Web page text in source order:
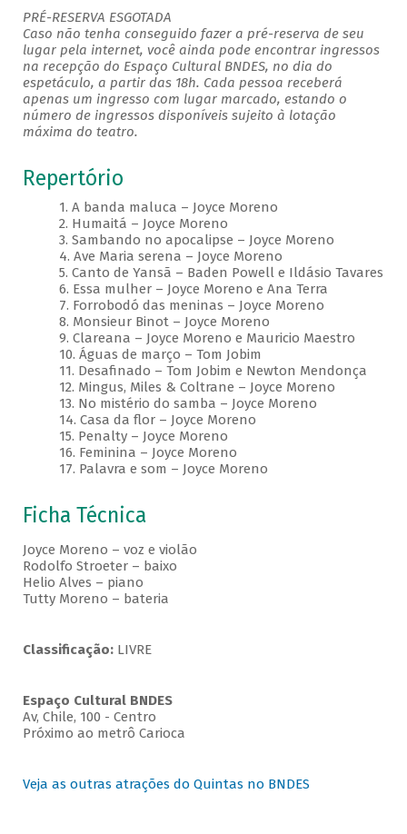
PRÉ-RESERVA ESGOTADA
Caso não tenha conseguido fazer a pré-reserva de seu
lugar pela internet, você ainda pode encontrar ingressos
na recepção do Espaço Cultural BNDES, no dia do
espetáculo, a partir das 18h. Cada pessoa receberá
apenas um ingresso com lugar marcado, estando o
número de ingressos disponíveis sujeito à lotação
máxima do teatro.
Repertório
1. A banda maluca – Joyce Moreno
2. Humaitá – Joyce Moreno
3. Sambando no apocalipse – Joyce Moreno
4. Ave Maria serena – Joyce Moreno
5. Canto de Yansã – Baden Powell e Ildásio Tavares
6. Essa mulher – Joyce Moreno e Ana Terra
7. Forrobodó das meninas – Joyce Moreno
8. Monsieur Binot – Joyce Moreno
9. Clareana – Joyce Moreno e Mauricio Maestro
10. Águas de março – Tom Jobim
11. Desafinado – Tom Jobim e Newton Mendonça
12. Mingus, Miles & Coltrane – Joyce Moreno
13. No mistério do samba – Joyce Moreno
14. Casa da flor – Joyce Moreno
15. Penalty – Joyce Moreno
16. Feminina – Joyce Moreno
17. Palavra e som – Joyce Moreno
Ficha Técnica
Joyce Moreno – voz e violão
Rodolfo Stroeter – baixo
Helio Alves – piano
Tutty Moreno – bateria
Classificação: LIVRE
Espaço Cultural BNDES
Av, Chile, 100 - Centro
Próximo ao metrô Carioca
Veja as outras atrações do Quintas no BNDES